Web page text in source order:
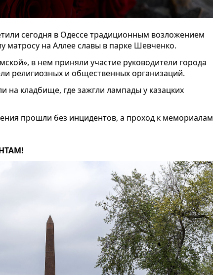
сегодня в Одессе традиционным возложением
матросу на Аллее славы в парке Шевченко.
в нем приняли участие руководители города
религиозных и общественных организаций.
на кладбище, где зажгли лампады у казацких
прошли без инцидентов, а проход к мемориалам